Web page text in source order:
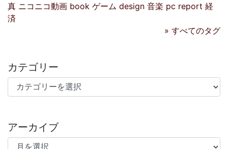
真 ニコニコ動画 book ゲーム design 音楽 pc report 経
済
» すべてのタグ
カテゴリー
カテゴリー
アーカイブ
アーカイブ